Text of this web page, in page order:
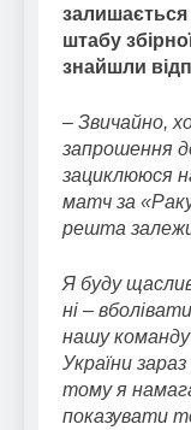
штабу
знайшли
– Звичайно,
запрошення
зациклююся
матч за
решта
Я буду
ні –
нашу команду
України
тому я
показувати